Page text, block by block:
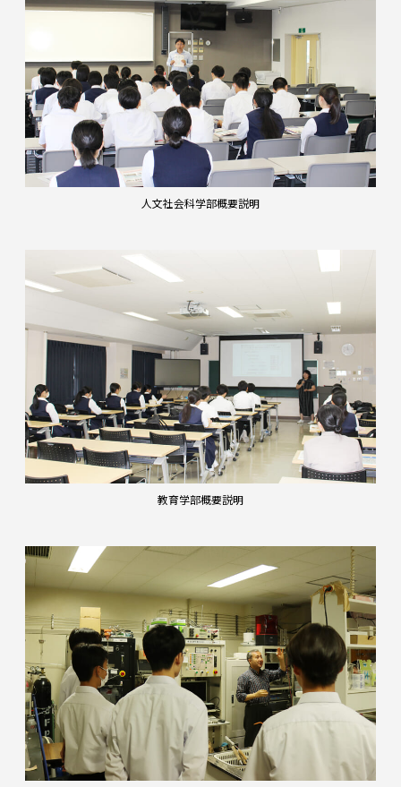
人文社会科学部概要説明
教育学部概要説明